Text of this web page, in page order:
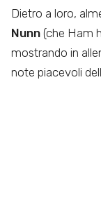
Dietro a loro,
Nunn (che Ham
mostrando in
note piacevoli